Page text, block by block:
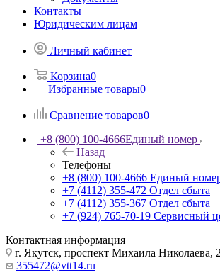
Контакты
Юридическим лицам
Личный кабинет
Корзина0
Избранные товары0
Сравнение товаров0
+8 (800) 100-4666Единый номер
Назад
Телефоны
+8 (800) 100-4666 Единый
+7 (4112) 355-472 Отдел сбыта
+7 (4112) 355-367 Отдел сбыта
+7 (924) 765-70-19 Сервисный
Контактная информация
г. Якутск, проспект Михаила Николаева,
355472@vtt14.ru